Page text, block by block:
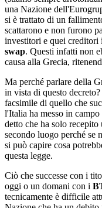
una Nazione
si è trattato di un
scattarono e non furono
investitori e quei creditori
swap. Questi infatti non
causa alla Grecia,
Ma perché parlare della
in vista di questo
facsimile di quello che
l'Italia ha messo in
detto che ha solo recepito
secondo luogo perché se
si può capire cosa
questa legge.
Ciò che successe con i
oggi o un domani con i
tecnicamente è difficile